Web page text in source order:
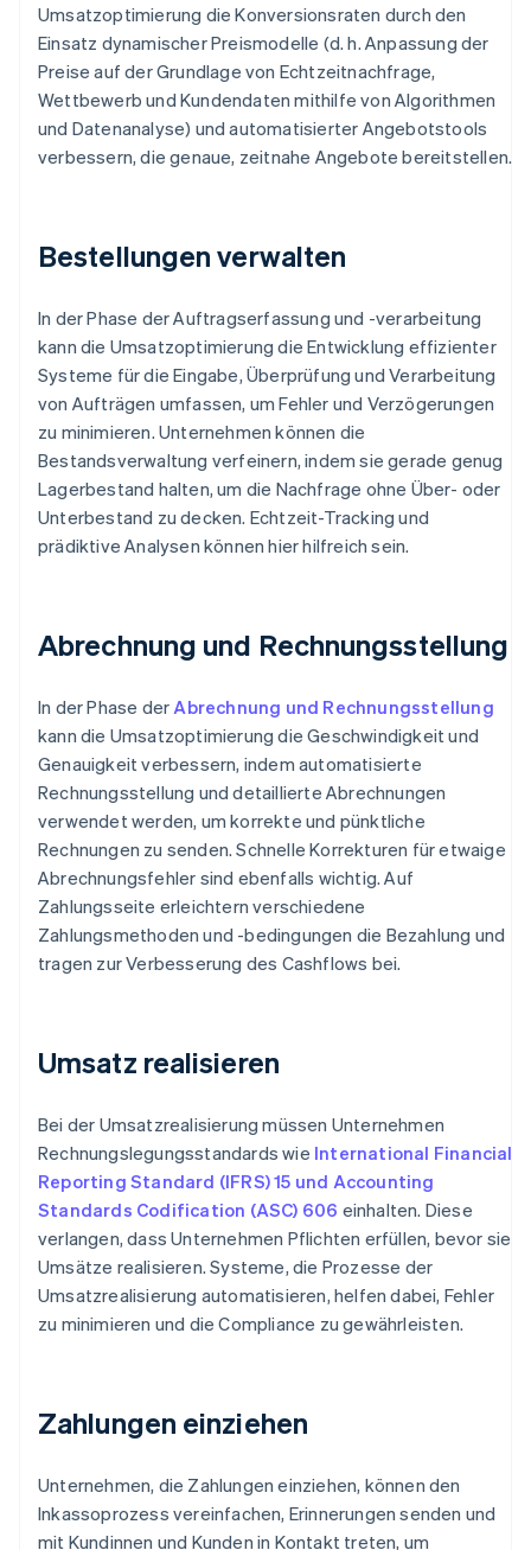
Umsatzoptimierung die Konversionsraten durch den
Einsatz dynamischer Preismodelle (d. h. Anpassung der
Preise auf der Grundlage von Echtzeitnachfrage,
Wettbewerb und Kundendaten mithilfe von Algorithmen
und Datenanalyse) und automatisierter Angebotstools
verbessern, die genaue, zeitnahe Angebote bereitstellen.
Bestellungen verwalten
In der Phase der Auftragserfassung und -verarbeitung
kann die Umsatzoptimierung die Entwicklung effizienter
Systeme für die Eingabe, Überprüfung und Verarbeitung
von Aufträgen umfassen, um Fehler und Verzögerungen
zu minimieren. Unternehmen können die
Bestandsverwaltung verfeinern, indem sie gerade genug
Lagerbestand halten, um die Nachfrage ohne Über- oder
Unterbestand zu decken. Echtzeit-Tracking und
prädiktive Analysen können hier hilfreich sein.
Abrechnung und Rechnungsstellung
In der Phase derAbrechnung und Rechnungsstellung
kann die Umsatzoptimierung die Geschwindigkeit und
Genauigkeit verbessern, indem automatisierte
Rechnungsstellung und detaillierte Abrechnungen
verwendet werden, um korrekte und pünktliche
Rechnungen zu senden. Schnelle Korrekturen für etwaige
Abrechnungsfehler sind ebenfalls wichtig. Auf
Zahlungsseite erleichtern verschiedene
Zahlungsmethoden und -bedingungen die Bezahlung und
tragen zur Verbesserung des Cashflows bei.
Umsatz realisieren
Bei der Umsatzrealisierung müssen Unternehmen
Rechnungslegungsstandards wie International Financial
Reporting Standard (IFRS) 15 und Accounting
Standards Codification (ASC) 606 einhalten. Diese
verlangen, dass Unternehmen Pflichten erfüllen, bevor sie
Umsätze realisieren. Systeme, die Prozesse der
Umsatzrealisierung automatisieren, helfen dabei, Fehler
zu minimieren und die Compliance zu gewährleisten.
Zahlungen einziehen
Unternehmen, die Zahlungen einziehen, können den
Inkassoprozess vereinfachen, Erinnerungen senden und
mit Kundinnen und Kunden in Kontakt treten, um